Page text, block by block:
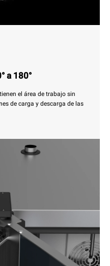
a 180°
el área de trabajo sin
de carga y descarga de las